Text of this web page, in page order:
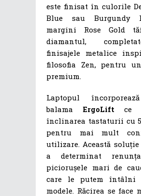
este finisat în culorile
Blue sau Burgundy
margini Rose Gold
diamantul,
finisajele metalice
filosofia Zen, pentru
premium.
Laptopul
balama ErgoLift ce
înclinarea tastaturii cu
pentru mai mult
utilizare. Această
a determinat
piciorușele mari de
care le putem întâlni
modele. Răcirea se face